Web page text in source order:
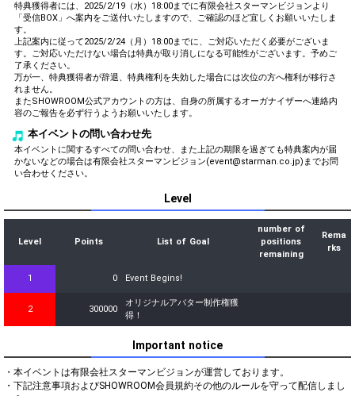
特典獲得者には、2025/2/19（水）18:00までに有限会社スターマンビジョンより
「受信BOX」へ案内をご送付いたしますので、ご確認のほど宜しくお願いいたしま
す。
上記案内に従って2025/2/24（月）18:00までに、ご対応いただく必要がございま
す。ご対応いただけない場合は特典が取り消しになる可能性がございます。予めご
了承ください。
万が一、特典獲得者が辞退、特典権利を失効した場合には次位の方へ権利が移行さ
れません。
またSHOWROOM公式アカウントの方は、自身の所属するオーガナイザーへ連絡内
容のご報告を必ず行うようお願いいたします。
本イベントの問い合わせ先
本イベントに関するすべての問い合わせ、また上記の期限を過ぎても特典案内が届
かないなどの場合は有限会社スターマンビジョン(event@starman.co.jp)までお問
い合わせください。
Level
Level Points List of Goal
number of
positions
remaining
Rema
rks
1 0 Event Begins!
2 300000
オリジナルアバター制作権獲
得！
Important notice
・本イベントは有限会社スターマンビジョンが運営しております。
・下記注意事項およびSHOWROOM会員規約その他のルールを守って配信しまし